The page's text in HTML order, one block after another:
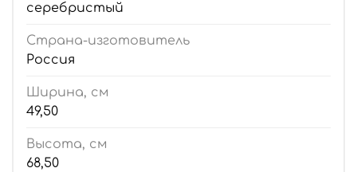
серебристый
Страна-изготовитель
Россия
Ширина, см
49,50
Высота, см
68,50